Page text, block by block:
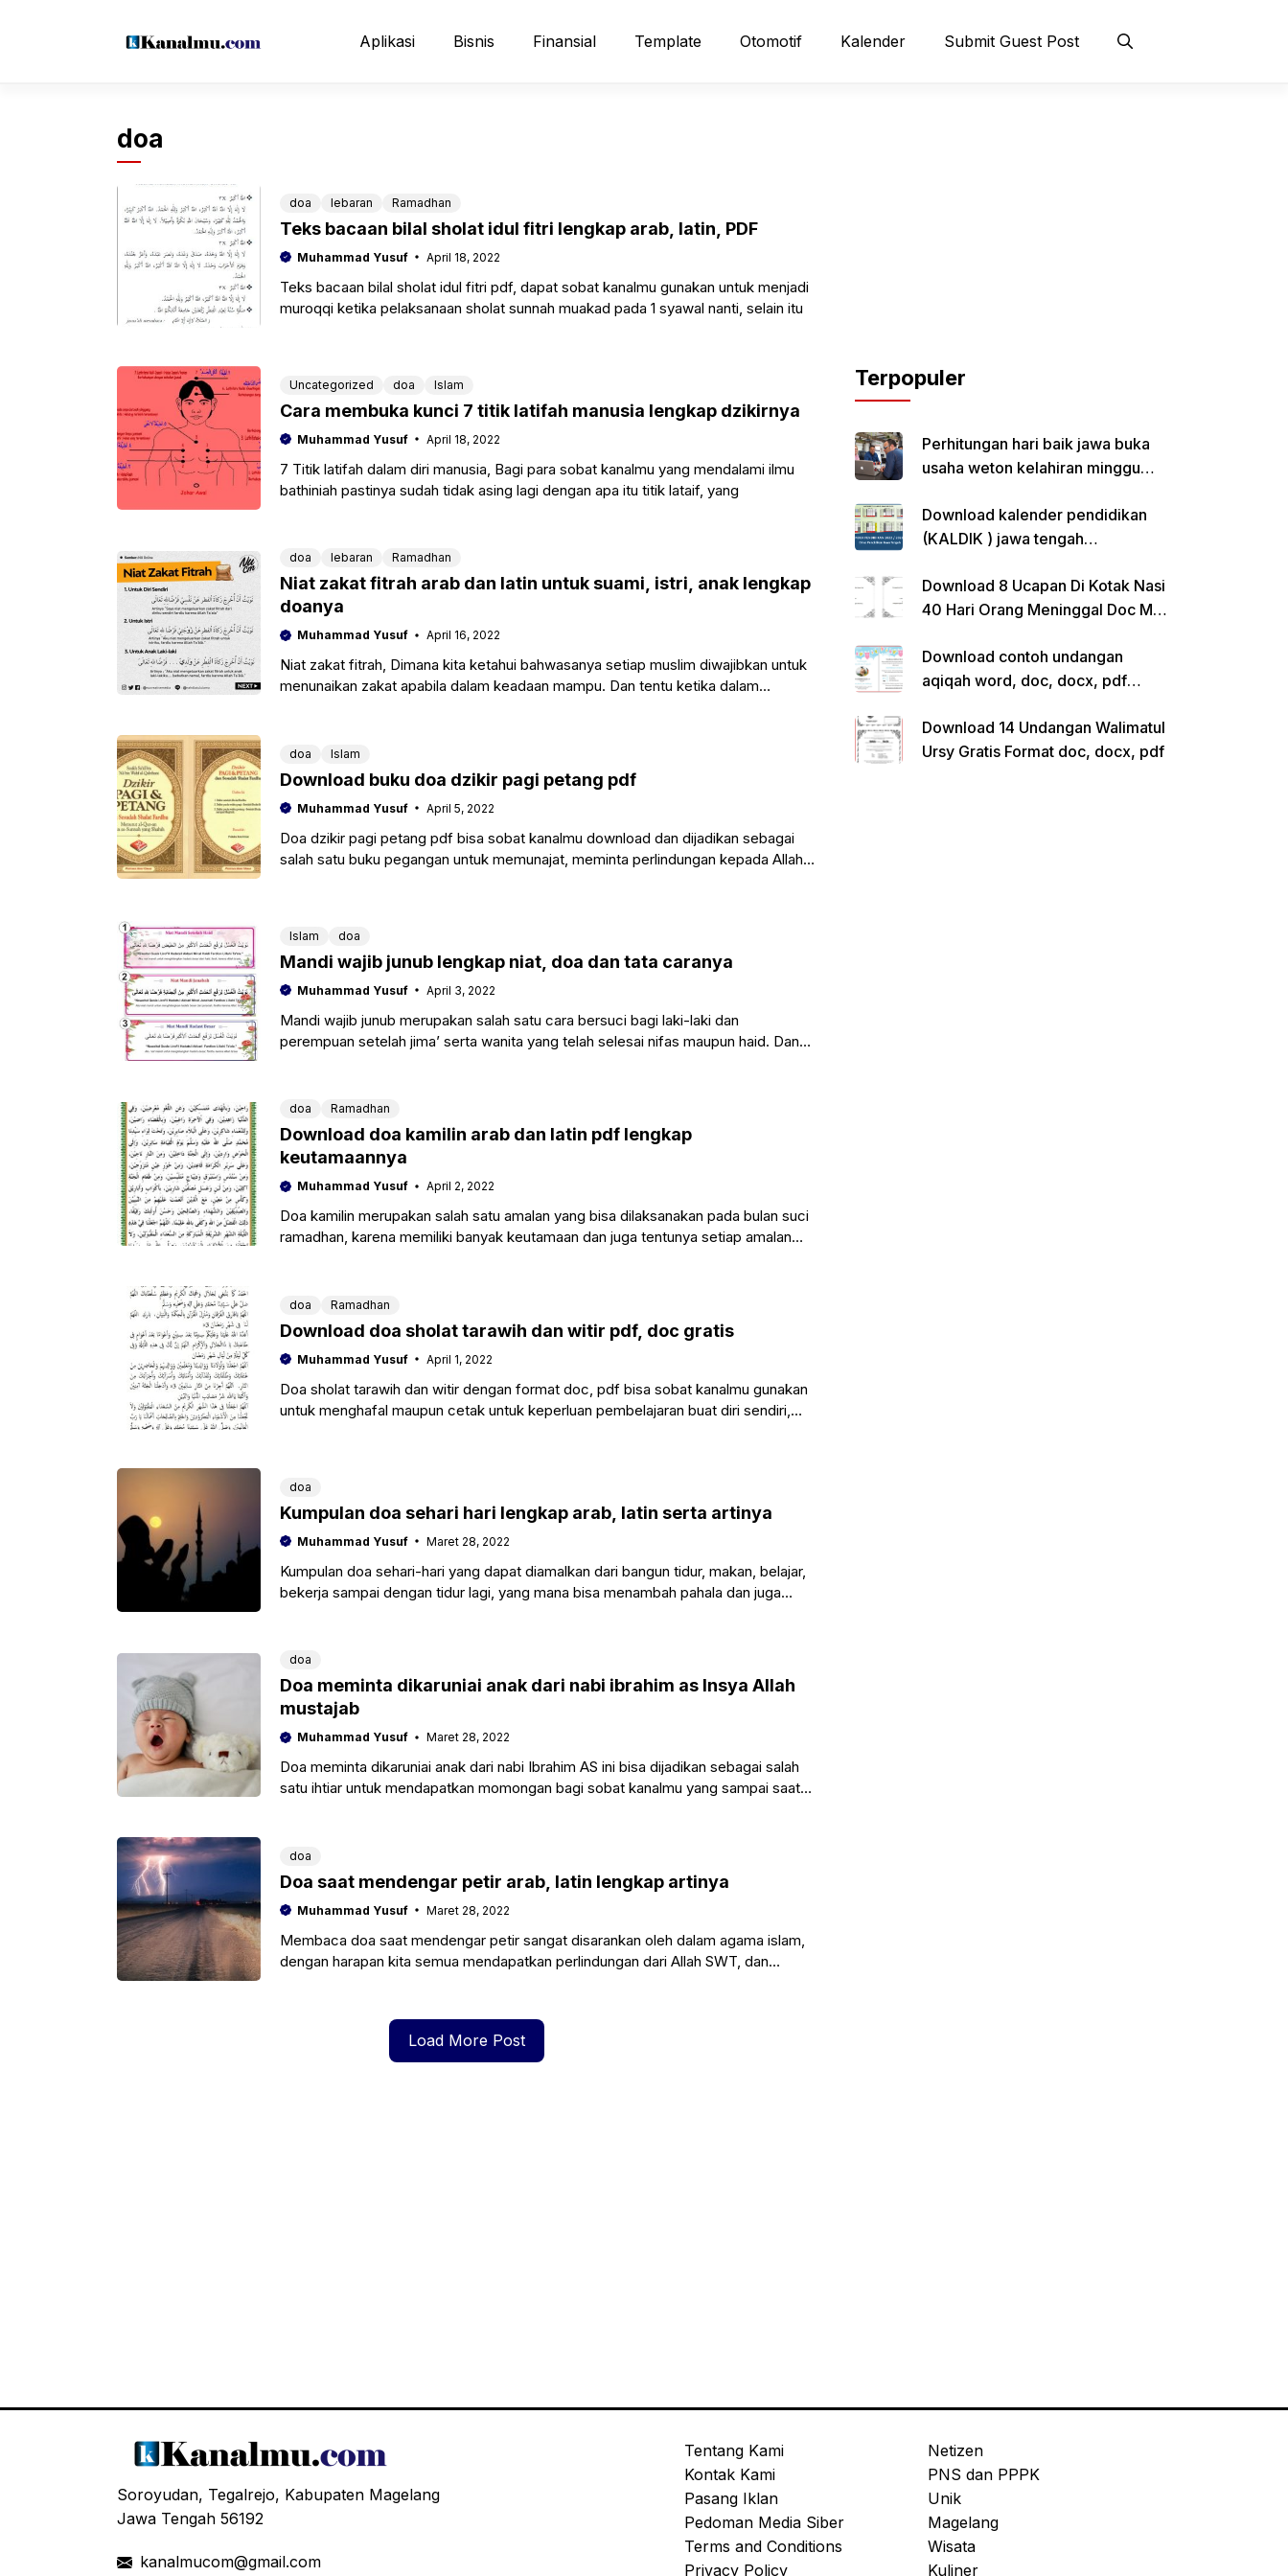
Aplikasi Bisnis Finansial Template Otomotif Kalender Submit Guest Post
doa
doa lebaran Ramadhan
Teks bacaan bilal sholat idul fitri lengkap arab, latin, PDF
Muhammad Yusuf April 18, 2022
Teks bacaan bilal sholat idul fitri pdf, dapat sobat kanalmu gunakan untuk menjadi
muroqqi ketika pelaksanaan sholat sunnah muakad pada 1 syawal nanti, selain itu
Uncategorized doa Islam
Cara membuka kunci 7 titik latifah manusia lengkap dzikirnya
Muhammad Yusuf April 18, 2022
7 Titik latifah dalam diri manusia, Bagi para sobat kanalmu yang mendalami ilmu
bathiniah pastinya sudah tidak asing lagi dengan apa itu titik lataif, yang
doa lebaran Ramadhan
Niat zakat fitrah arab dan latin untuk suami, istri, anak lengkap
doanya
Muhammad Yusuf April 16, 2022
Niat zakat fitrah, Dimana kita ketahui bahwasanya setiap muslim diwajibkan untuk
menunaikan zakat apabila dalam keadaan mampu. Dan tentu ketika dalam
doa Islam
Download buku doa dzikir pagi petang pdf
Muhammad Yusuf April 5, 2022
Doa dzikir pagi petang pdf bisa sobat kanalmu download dan dijadikan sebagai
salah satu buku pegangan untuk memunajat, meminta perlindungan kepada Allah
Islam doa
Mandi wajib junub lengkap niat, doa dan tata caranya
Muhammad Yusuf April 3, 2022
Mandi wajib junub merupakan salah satu cara bersuci bagi laki-laki dan
perempuan setelah jima’ serta wanita yang telah selesai nifas maupun haid. Dan
doa Ramadhan
Download doa kamilin arab dan latin pdf lengkap
keutamaannya
Muhammad Yusuf April 2, 2022
Doa kamilin merupakan salah satu amalan yang bisa dilaksanakan pada bulan suci
ramadhan, karena memiliki banyak keutamaan dan juga tentunya setiap amalan
doa Ramadhan
Download doa sholat tarawih dan witir pdf, doc gratis
Muhammad Yusuf April 1, 2022
Doa sholat tarawih dan witir dengan format doc, pdf bisa sobat kanalmu gunakan
untuk menghafal maupun cetak untuk keperluan pembelajaran buat diri sendiri,
doa
Kumpulan doa sehari hari lengkap arab, latin serta artinya
Muhammad Yusuf Maret 28, 2022
Kumpulan doa sehari-hari yang dapat diamalkan dari bangun tidur, makan, belajar,
bekerja sampai dengan tidur lagi, yang mana bisa menambah pahala dan juga
doa
Doa meminta dikaruniai anak dari nabi ibrahim as Insya Allah
mustajab
Muhammad Yusuf Maret 28, 2022
Doa meminta dikaruniai anak dari nabi Ibrahim AS ini bisa dijadikan sebagai salah
satu ihtiar untuk mendapatkan momongan bagi sobat kanalmu yang sampai saat
doa
Doa saat mendengar petir arab, latin lengkap artinya
Muhammad Yusuf Maret 28, 2022
Membaca doa saat mendengar petir sangat disarankan oleh dalam agama islam,
dengan harapan kita semua mendapatkan perlindungan dari Allah SWT, dan
Load More Post
Terpopuler
Perhitungan hari baik jawa buka
usaha weton kelahiran minggu
Download kalender pendidikan
(KALDIK ) jawa tengah
Download 8 Ucapan Di Kotak Nasi
40 Hari Orang Meninggal Doc Ms.
Download contoh undangan
aqiqah word, doc, docx, pdf
Download 14 Undangan Walimatul
Ursy Gratis Format doc, docx, pdf
Soroyudan, Tegalrejo, Kabupaten Magelang
Jawa Tengah 56192
kanalmucom@gmail.com
Tentang Kami
Kontak Kami
Pasang Iklan
Pedoman Media Siber
Terms and Conditions
Privacy Policy
Netizen
PNS dan PPPK
Unik
Magelang
Wisata
Kuliner